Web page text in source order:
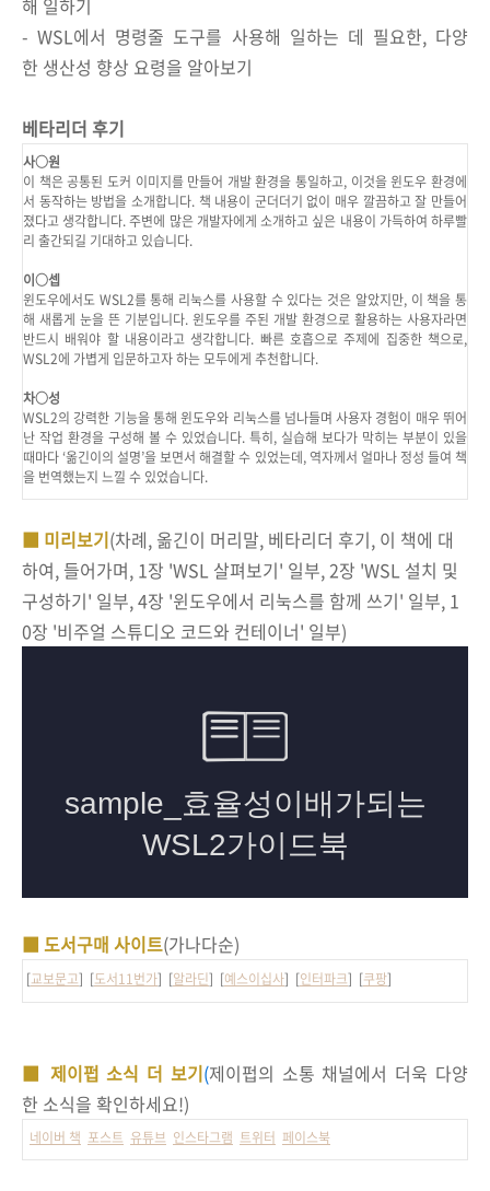
해 일하기
- WSL에서 명령줄 도구를 사용해 일하는 데 필요한, 다양
한 생산성 향상 요령을 알아보기
베타리더 후기
사○원
이 책은 공통된 도커 이미지를 만들어 개발 환경을 통일하고, 이것을 윈도우 환경에
서 동작하는 방법을 소개합니다. 책 내용이 군더더기 없이 매우 깔끔하고 잘 만들어
졌다고 생각합니다. 주변에 많은 개발자에게 소개하고 싶은 내용이 가득하여 하루빨
리 출간되길 기대하고 있습니다.
이○셉
윈도우에서도 WSL2를 통해 리눅스를 사용할 수 있다는 것은 알았지만, 이 책을 통
해 새롭게 눈을 뜬 기분입니다. 윈도우를 주된 개발 환경으로 활용하는 사용자라면
반드시 배워야 할 내용이라고 생각합니다. 빠른 호흡으로 주제에 집중한 책으로,
WSL2에 가볍게 입문하고자 하는 모두에게 추천합니다.
차○성
WSL2의 강력한 기능을 통해 윈도우와 리눅스를 넘나들며 사용자 경험이 매우 뛰어
난 작업 환경을 구성해 볼 수 있었습니다. 특히, 실습해 보다가 막히는 부분이 있을
때마다 ‘옮긴이의 설명’을 보면서 해결할 수 있었는데, 역자께서 얼마나 정성 들여 책
을 번역했는지 느낄 수 있었습니다.
■ 미리보기(차례, 옮긴이 머리말, 베타리더 후기, 이 책에 대
하여, 들어가며, 1장 'WSL 살펴보기' 일부, 2장 'WSL 설치 및
구성하기' 일부, 4장 '윈도우에서 리눅스를 함께 쓰기' 일부, 1
0장 '비주얼 스튜디오 코드와 컨테이너' 일부)
■ 도서구매 사이트(가나다순)
[교보문고] [도서11번가] [알라딘] [예스이십사] [인터파크] [쿠팡]
■ 제이펍 소식 더 보기(제이펍의 소통 채널에서 더욱 다양
한 소식을 확인하세요!)
네이버 책 포스트 유튜브 인스타그램 트위터 페이스북